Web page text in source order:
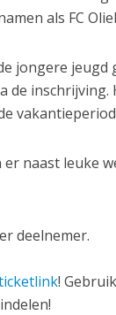
als FC
jongere jeugd
de
naast leuke
deelnemer.
!